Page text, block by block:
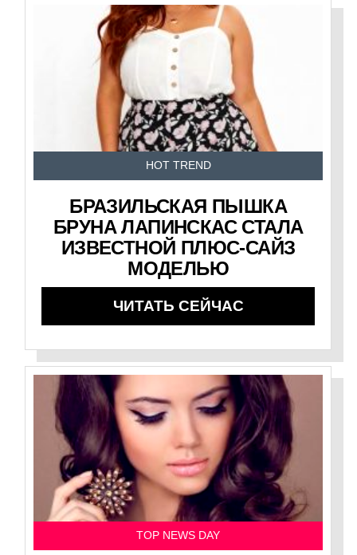
HOT TREND
БРАЗИЛЬСКАЯ ПЫШКА
БРУНА ЛАПИНСКАС СТАЛА
ИЗВЕСТНОЙ ПЛЮС-САЙЗ
МОДЕЛЬЮ
ЧИТАТЬ СЕЙЧАС
TOP NEWS DAY